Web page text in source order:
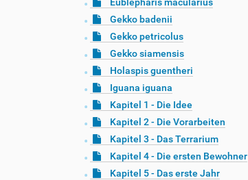
Gekko badenii
Gekko petricolus
Gekko siamensis
Holaspis guentheri
Iguana iguana
Kapitel 1 - Die Idee
Kapitel 2 - Die Vorarbeiten
Kapitel 3 - Das Terrarium
Kapitel 4 - Die ersten Bewohner
Kapitel 5 - Das erste Jahr